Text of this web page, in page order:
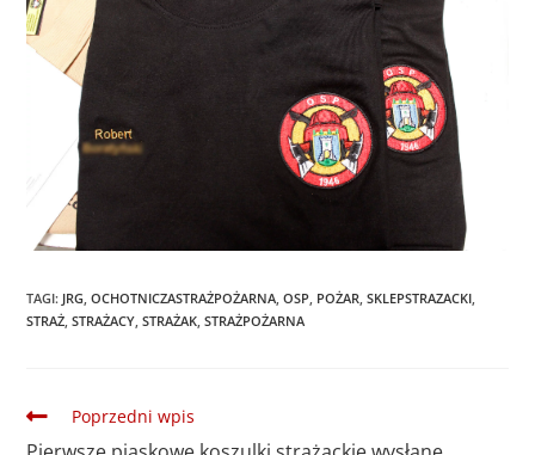
TAGI: JRG, OCHOTNICZASTRAŻPOŻARNA, OSP, POŻAR, SKLEPSTRAZACKI,
STRAŻ, STRAŻACY, STRAŻAK, STRAŻPOŻARNA
Poprzedni wpis